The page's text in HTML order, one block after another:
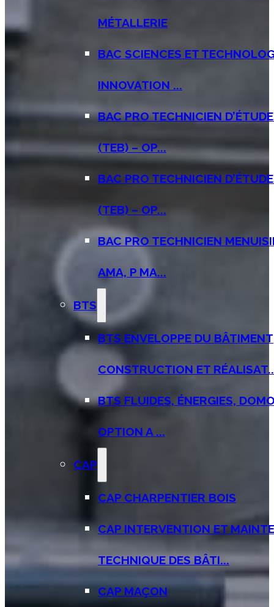
MÉTALLERIE
BAC SCIENCES ET
INNOVATION ...
BAC PRO TECHNICIEN
(TEB) – OP...
BAC PRO TECHNICIEN
(TEB) – OP...
BAC PRO TECHNICIEN
AMA, P MA...
BTS
BTS ENVELOPPE DU BÂTIMENT
CONSTRUCTION ET
BTS FLUIDES, ÉNERGIES,
OPTION A ...
CAP
CAP CHARPENTIER BOIS
CAP INTERVENTION ET
TECHNIQUE DES BÂTI...
CAP MAÇON